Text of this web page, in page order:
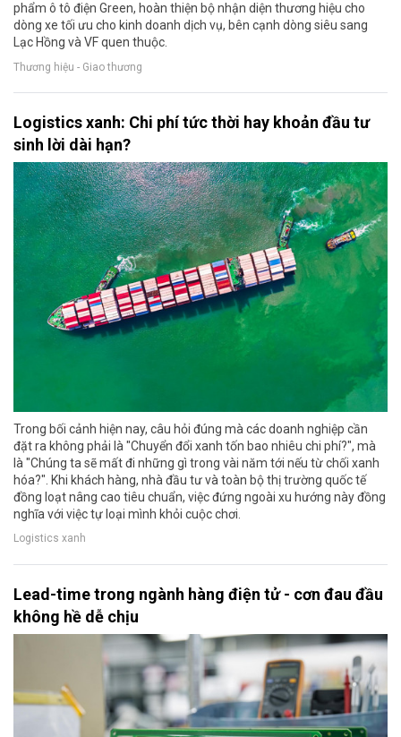
phẩm ô tô điện Green, hoàn thiện bộ nhận diện thương hiệu cho
dòng xe tối ưu cho kinh doanh dịch vụ, bên cạnh dòng siêu sang
Lạc Hồng và VF quen thuộc.
Thương hiệu - Giao thương
Logistics xanh: Chi phí tức thời hay khoản đầu tư
sinh lời dài hạn?
Trong bối cảnh hiện nay, câu hỏi đúng mà các doanh nghiệp cần
đặt ra không phải là "Chuyển đổi xanh tốn bao nhiêu chi phí?", mà
là "Chúng ta sẽ mất đi những gì trong vài năm tới nếu từ chối xanh
hóa?". Khi khách hàng, nhà đầu tư và toàn bộ thị trường quốc tế
đồng loạt nâng cao tiêu chuẩn, việc đứng ngoài xu hướng này đồng
nghĩa với việc tự loại mình khỏi cuộc chơi.
Logistics xanh
Lead-time trong ngành hàng điện tử - cơn đau đầu
không hề dễ chịu